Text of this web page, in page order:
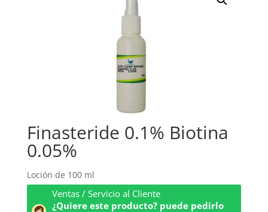
Finasteride 0.1% Biotina
0.05%
Loción de 100 ml
Ventas / Servicio al Cliente
¿Quiere este producto? puede pedirlo